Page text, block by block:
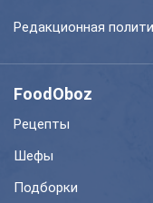
Редакционная
FoodOboz
Рецепты
Шефы
Подборки